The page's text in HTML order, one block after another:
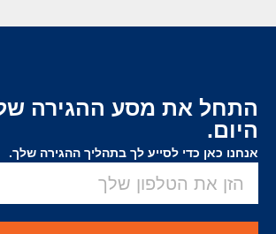
התחל את מסע ההגירה
היום.
אנחנו כאן כדי לסייע לך בתהליך ההגירה שלך.